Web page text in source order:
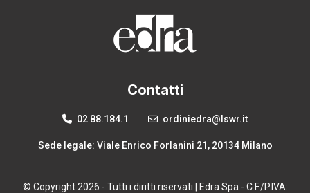
Contatti
02 88.184.1 ordiniedra@lswr.it
Sede legale: Viale Enrico Forlanini 21, 20134 Milano
© Copyright 2026 - Tutti i diritti riservati | Edra Spa - C.F./P.IVA: